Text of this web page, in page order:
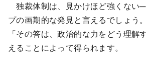
独裁体制は、見かけほど強くない
プの画期的な発見と言えるでしょう
「その答は、政治的な力をどう理解
えることによって得られます。